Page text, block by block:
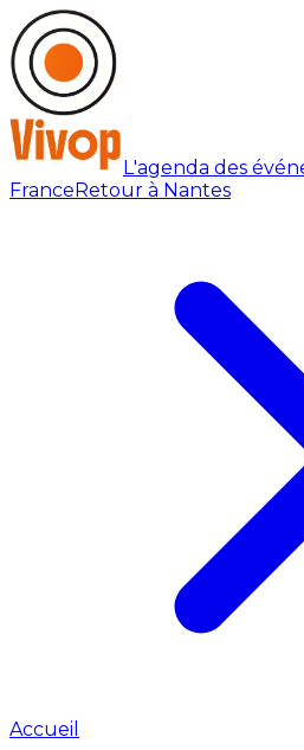
L'agenda des
FranceRetour à Nantes
Accueil